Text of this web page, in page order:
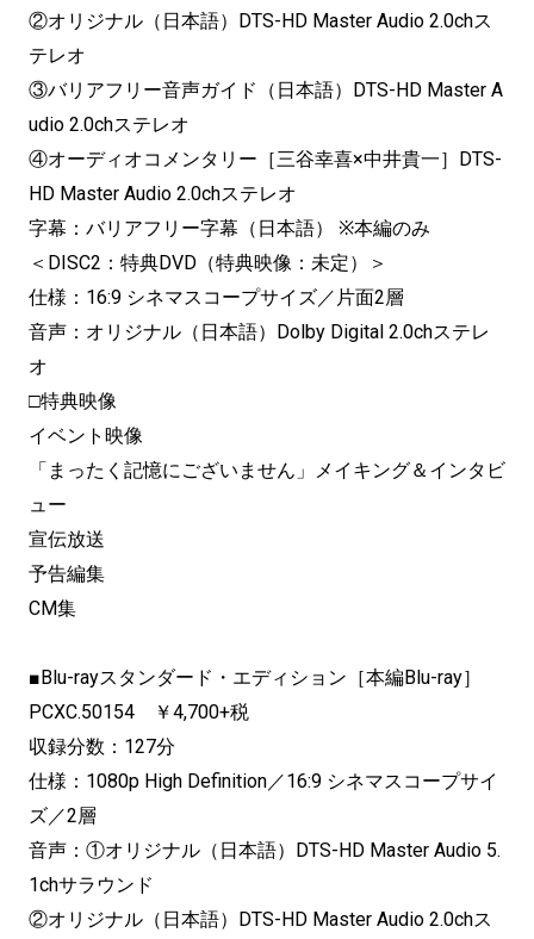
②オリジナル（日本語）DTS-HD Master Audio 2.0chス
テレオ
③バリアフリー音声ガイド（日本語）DTS-HD Master A
udio 2.0chステレオ
④オーディオコメンタリー［三谷幸喜×中井貴一］DTS-
HD Master Audio 2.0chステレオ
字幕：バリアフリー字幕（日本語） ※本編のみ
＜DISC2：特典DVD（特典映像：未定）＞
仕様：16:9 シネマスコープサイズ／片面2層
音声：オリジナル（日本語）Dolby Digital 2.0chステレ
オ
□特典映像
イベント映像
「まったく記憶にございません」メイキング＆インタビ
ュー
宣伝放送
予告編集
CM集
■Blu-rayスタンダード・エディション［本編Blu-ray］
PCXC.50154 ￥4,700+税
収録分数：127分
仕様：1080p High Definition／16:9 シネマスコープサイ
ズ／2層
音声：①オリジナル（日本語）DTS-HD Master Audio 5.
1chサラウンド
②オリジナル（日本語）DTS-HD Master Audio 2.0chス